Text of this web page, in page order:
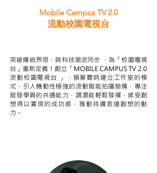
Mobile Campus TV 2.0
流動校園電視台
突破傳統界限，與科技潮流同步 ，為「校園電視
台」重新定義！創立「MOBILE CAMPUS TV 2.0
流動校園電視台 」，摒棄費時建立工作室的模
式，引人機動性極強的流動智能拍攝裝備，專注
啟發學員的共通能力，譔潛能輕鬆發揮，感受創
想得以實現的成功感，推動持續表達創想的動
力。